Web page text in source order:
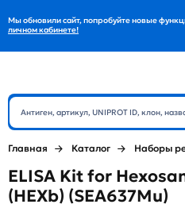
Мы обновили сайт, попробуйте новые
личном кабинете!
Главная Каталог Наборы
ELISA Kit for
(HEXb) (SEA637Mu)